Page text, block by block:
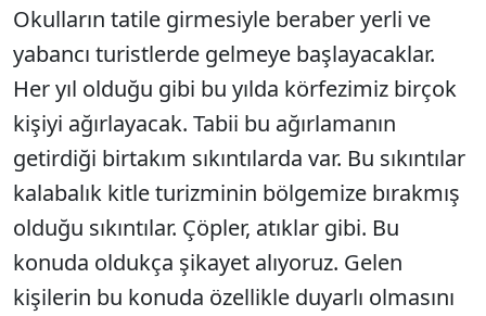
Okulların tatile girmesiyle beraber yerli ve
yabancı turistlerde gelmeye başlayacaklar.
Her yıl olduğu gibi bu yılda körfezimiz birçok
kişiyi ağırlayacak. Tabii bu ağırlamanın
getirdiği birtakım sıkıntılarda var. Bu sıkıntılar
kalabalık kitle turizminin bölgemize bırakmış
olduğu sıkıntılar. Çöpler, atıklar gibi. Bu
konuda oldukça şikayet alıyoruz. Gelen
kişilerin bu konuda özellikle duyarlı olmasını